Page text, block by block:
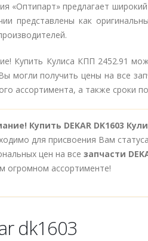
«Оптипарт» предлагает
представлены как
Купить Кулиса КПП 2452.91
могли получить цены на все
ассортимента, а также сроки
Купить DEKAR DK1603
для присвоения Вам
цен на все запчасти
огромном ассортименте!
dk1603